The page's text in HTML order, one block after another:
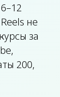
не
за
200,